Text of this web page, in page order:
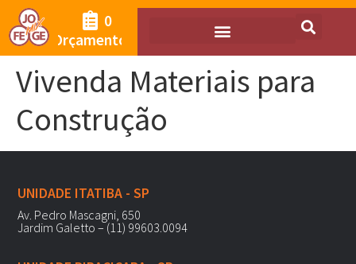
Orçamento
0
Vivenda Materiais para
Construção
UNIDADE ITATIBA - SP
Av. Pedro Mascagni, 650
Jardim Galetto – (11) 99603.0094